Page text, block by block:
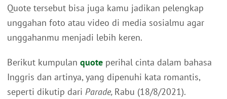
Quote tersebut bisa juga kamu jadikan pelengkap
unggahan foto atau video di media sosialmu agar
unggahanmu menjadi lebih keren.
Berikut kumpulan quote perihal cinta dalam bahasa
Inggris dan artinya, yang dipenuhi kata romantis,
seperti dikutip dari Parade, Rabu (18/8/2021).